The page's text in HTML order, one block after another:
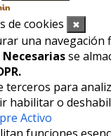
de cookies
✖
una
Necesariasse
terceros para
habilitar o
Activo